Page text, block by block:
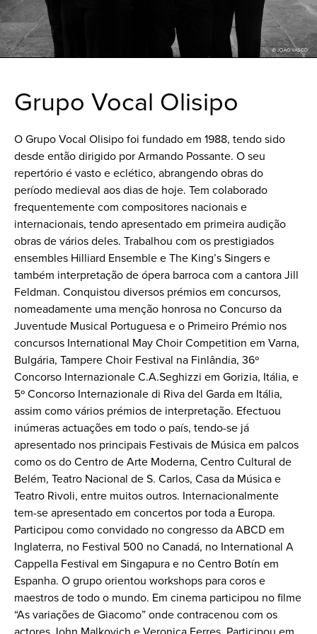
Grupo Vocal Olisipo
O Grupo Vocal Olisipo foi fundado em 1988, tendo sido
desde então dirigido por Armando Possante. O seu
repertório é vasto e eclético, abrangendo obras do
período medieval aos dias de hoje. Tem colaborado
frequentemente com compositores nacionais e
internacionais, tendo apresentado em primeira audição
obras de vários deles. Trabalhou com os prestigiados
ensembles Hilliard Ensemble e The King’s Singers e
também interpretação de ópera barroca com a cantora Jill
Feldman. Conquistou diversos prémios em concursos,
nomeadamente uma menção honrosa no Concurso da
Juventude Musical Portuguesa e o Primeiro Prémio nos
concursos International May Choir Competition em Varna,
Bulgária, Tampere Choir Festival na Finlândia, 36º
Concorso Internazionale C.A.Seghizzi em Gorizia, Itália, e
5º Concorso Internazionale di Riva del Garda em Itália,
assim como vários prémios de interpretação. Efectuou
inúmeras actuações em todo o país, tendo-se já
apresentado nos principais Festivais de Música em palcos
como os do Centro de Arte Moderna, Centro Cultural de
Belém, Teatro Nacional de S. Carlos, Casa da Música e
Teatro Rivoli, entre muitos outros. Internacionalmente
tem-se apresentado em concertos por toda a Europa.
Participou como convidado no congresso da ABCD em
Inglaterra, no Festival 500 no Canadá, no International A
Cappella Festival em Singapura e no Centro Botín em
Espanha. O grupo orientou workshops para coros e
maestros de todo o mundo. Em cinema participou no filme
“As variações de Giacomo” onde contracenou com os